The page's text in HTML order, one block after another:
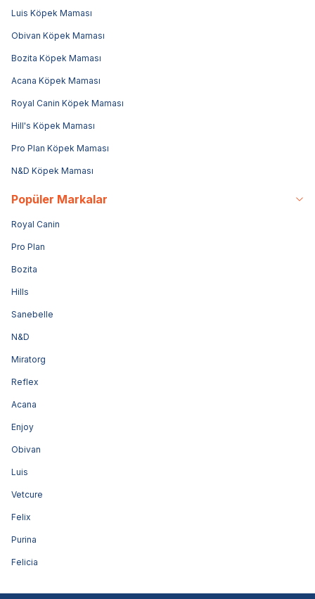
Luis Köpek Maması
Obivan Köpek Maması
Bozita Köpek Maması
Acana Köpek Maması
Royal Canin Köpek Maması
Hill's Köpek Maması
Pro Plan Köpek Maması
N&D Köpek Maması
Popüler Markalar
Royal Canin
Pro Plan
Bozita
Hills
Sanebelle
N&D
Miratorg
Reflex
Acana
Enjoy
Obivan
Luis
Vetcure
Felix
Purina
Felicia